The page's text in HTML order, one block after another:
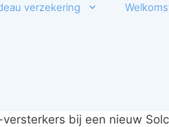
verzekering
bij een nieuw